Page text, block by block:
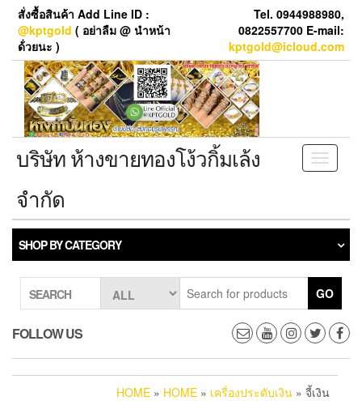
Skip
content
สั่งซื้อสินค้า Add Line ID :
@kptgold ( อย่าลืม @ นำหน้า
ด้่วยนะ )
Tel. 0944988980,
0822557700 E-mail:
kptgold@icloud.com
Toggle
บริษัท ห้างขายทองโง้วกิ้มเล้ง
จำกัด
SHOP BY CATEGORY
SEARCH GO
FOLLOW US
HOME » HOME » เครื่องประดับเงิน » จี้เงิน